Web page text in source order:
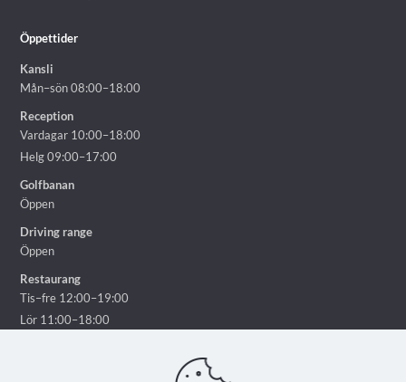
Öppettider
Kansli
Mån–sön 08:00–18:00
Reception
Vardagar 10:00–18:00
Helg 09:00–17:00
Golfbanan
Öppen
Driving range
Öppen
Restaurang
Tis–fre 12:00–19:00
Lör 11:00–18:00